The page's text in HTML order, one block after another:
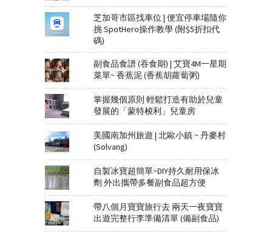
芝加哥市區找車位 | 便宜停車場隨你
挑 SpotHero操作教學 (附$5折扣代
碼)
副食品食譜 (吞食期) | 艾寶4M一星期
菜單~ 香蕉泥 (香蕉胡蘿蔔粥)
掌握幾個原則 輕鬆打造有助於兒童
發展的「蒙特梭利」兒童房
美國南加州旅遊 | 北歐小鎮 ~ 丹麥村
(Solvang)
自製冰寶超簡單~DIY持久耐用保冰
劑 外出攜帶多餐副食品超方便
帶八個月寶寶旅行去 兩天一夜寶寶
出遊完整行李準備清單 (備副食品)